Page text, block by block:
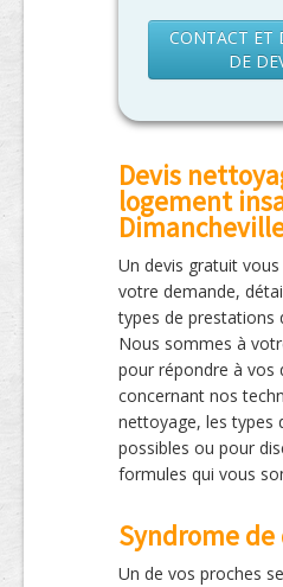
CONTACT ET
DE
Devis
logement
Un devis gratuit
votre demande,
types de prestations
Nous sommes à
pour répondre à vos
concernant nos
nettoyage, les types
possibles ou pour
formules qui vous
Syndrome
Un de vos proches